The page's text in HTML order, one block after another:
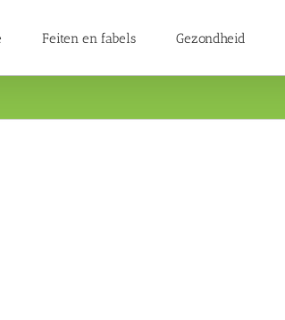
Feiten en fabels Gezondheid